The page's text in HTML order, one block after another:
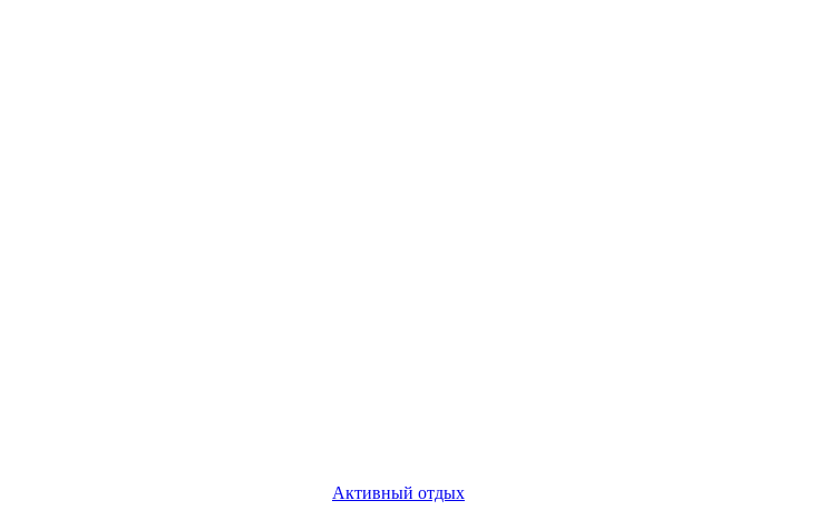
Активный отдых